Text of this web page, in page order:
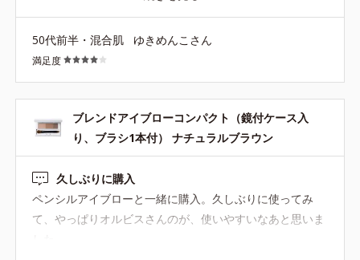
50代前半・混合肌 ゆきめんこさん
満足度
ブレンドアイブローコンパクト（鏡付ケース入
り、ブラシ1本付） ナチュラルブラウン
久しぶりに購入
ペンシルアイブローと一緒に購入。久しぶりに使ってみ
て、やっぱりオルビスさんのが、使いやすいなあと思いま